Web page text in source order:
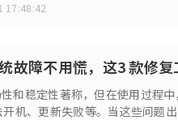
17:48:42
故障不用慌，这3 款修
和稳定性著称，但在使用过程
机、更新失败等。当这些问题